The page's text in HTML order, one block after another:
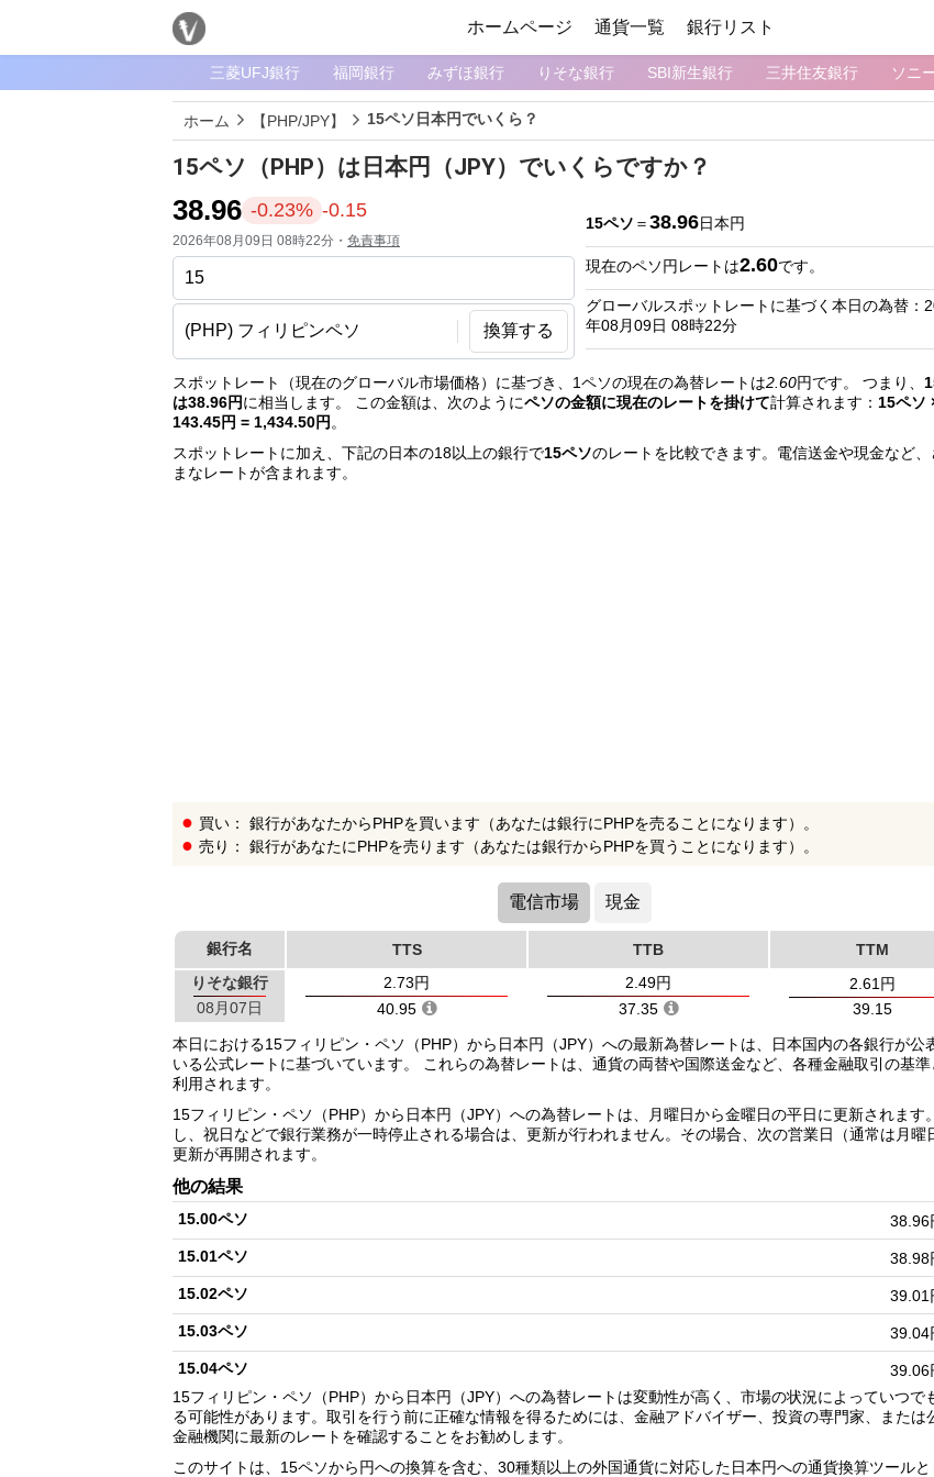
ホームページ 通貨一覧 銀行リスト
三菱UFJ銀行 福岡銀行 みずほ銀行 りそな銀行 SBI新生銀行 三井住友銀行 ソニ
ホーム 【PHP/JPY】 15ペソ日本円でいくら？
15ペソ（PHP）は日本円（JPY）でいくらですか？
38.96 -0.23% -0.15
2026年08月09日 08時22分・ 免責事項
換算する
15ペソ ＝38.96日本円
現在のペソ円レートは2.60です。
グローバルスポットレートに基づく本日の為替：
年08月09日 08時22分
スポットレート（現在のグローバル市場価格）に基づき、1ペソの現在の為替レートは2.60円です。 つまり、
は38.96円に相当します。 この金額は、次のようにペソの金額に現在のレートを掛けて計算されます： 15ペソ
143.45円 = 1,434.50円 。
スポットレートに加え、下記の日本の18以上の銀行で15ペソのレートを比較できます。電信送金や現金など
まなレートが含まれます。
買い： 銀行があなたからPHPを買います（あなたは銀行にPHPを売ることになります）。
売り： 銀行があなたにPHPを売ります（あなたは銀行からPHPを買うことになります）。
電信市場 現金
銀行名 TTS TTB
TTM
りそな銀行
08月07日
2.73円
40.95
2.49円
37.35
2.61円
39.15
本日における15フィリピン・ペソ（PHP）から日本円（JPY）への最新為替レートは、日本国内の各銀行が公
いる公式レートに基づいています。 これらの為替レートは、通貨の両替や国際送金など、各種金融取引の基準
利用されます。
15フィリピン・ペソ（PHP）から日本円（JPY）への為替レートは、月曜日から金曜日の平日に更新されます
し、祝日などで銀行業務が一時停止される場合は、更新が行われません。その場合、次の営業日（通常は月曜
更新が再開されます。
他の結果
15.00ペソ
38.96
15.01ペソ
38.98
15.02ペソ
39.01
15.03ペソ
39.04
15.04ペソ
39.06
15.05ペソ
15.06ペソ
15フィリピン・ペソ（PHP）から日本円（JPY）への為替レートは変動性が高く、市場の状況によっていつで
る可能性があります。取引を行う前に正確な情報を得るためには、金融アドバイザー、投資の専門家、または
金融機関に最新のレートを確認することをお勧めします。
このサイトは、15ペソから円への換算を含む、30種類以上の外国通貨に対応した日本円への通貨換算ツール